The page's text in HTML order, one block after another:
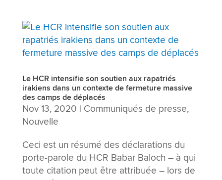
Le HCR intensifie son soutien aux rapatriés
irakiens dans un contexte de fermeture massive
des camps de déplacés
Nov 13, 2020 | Communiqués de presse,
Nouvelle
Ceci est un résumé des déclarations du
porte-parole du HCR Babar Baloch – à qui
toute citation peut être attribuée – lors de